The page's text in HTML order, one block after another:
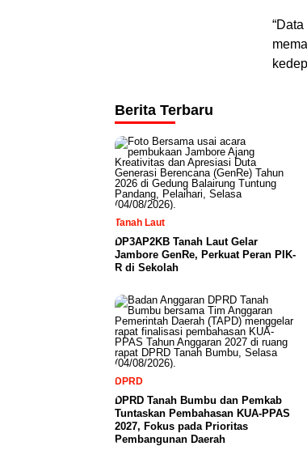
Berita Terbaru
Tanah Laut
DP3AP2KB Tanah Laut Gelar
Jambore GenRe, Perkuat Peran PIK-
R di Sekolah
DPRD
DPRD Tanah Bumbu dan Pemkab
Tuntaskan Pembahasan KUA-PPAS
2027, Fokus pada Prioritas
Pembangunan Daerah